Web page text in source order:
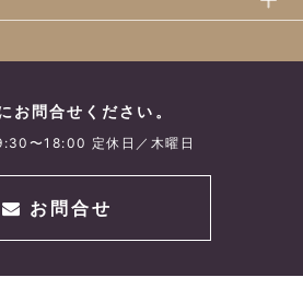
お問合せください。
〜18:00 定休日／木曜日
お問合せ